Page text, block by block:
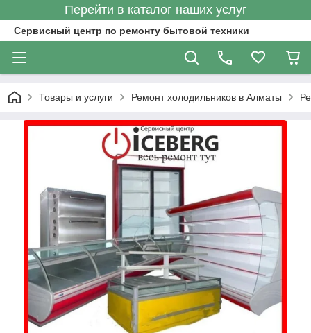
Перейти в каталог наших услуг
Сервисный центр по ремонту бытовой техники
Товары и услуги Ремонт холодильников в Алматы